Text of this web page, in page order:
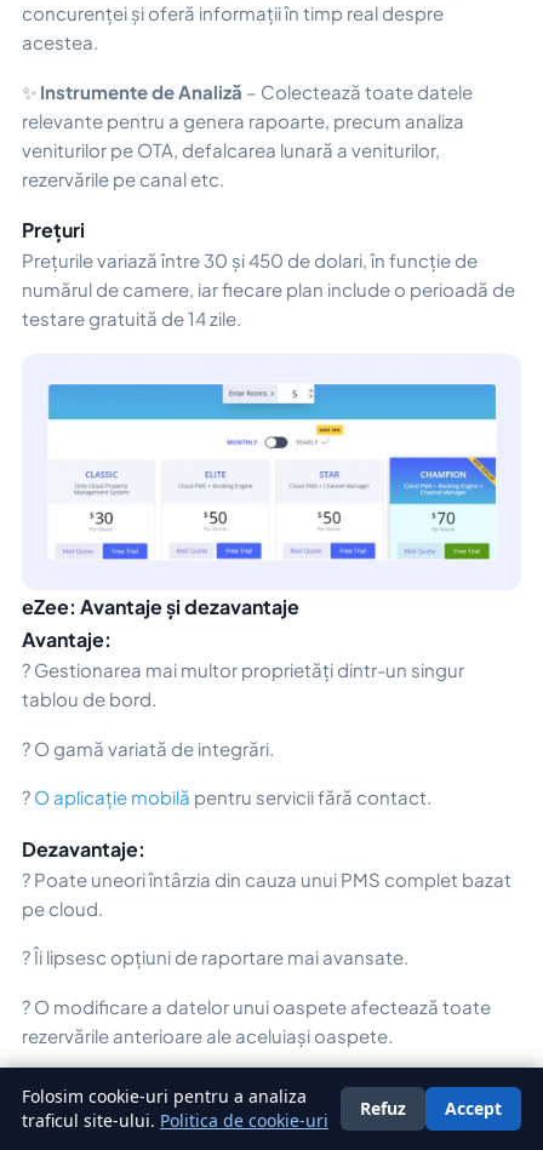
concurenței și oferă informații în timp real despre
acestea.
✨ Instrumente de Analiză – Colectează toate datele
relevante pentru a genera rapoarte, precum analiza
veniturilor pe OTA, defalcarea lunară a veniturilor,
rezervările pe canal etc.
Prețuri
Prețurile variază între 30 și 450 de dolari, în funcție de
numărul de camere, iar fiecare plan include o perioadă de
testare gratuită de 14 zile.
eZee: Avantaje și dezavantaje
Avantaje:
? Gestionarea mai multor proprietăți dintr-un singur
tablou de bord.
? O gamă variată de integrări.
? O aplicație mobilă pentru servicii fără contact.
Dezavantaje:
? Poate uneori întârzia din cauza unui PMS complet bazat
pe cloud.
? Îi lipsesc opțiuni de raportare mai avansate.
? O modificare a datelor unui oaspete afectează toate
rezervările anterioare ale aceluiași oaspete.
Concluzii
Folosim cookie-uri pentru a analiza
traficul site-ului. Politica de cookie-uri
Refuz Accept
Română